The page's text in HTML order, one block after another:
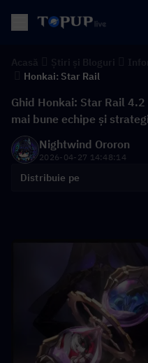
Honkai: Star Rail
Ghid Honkai: Star Rail
mai bune echipe și
Nightwind Ororon
2026-04-27 14:48:14
Distribuie pe